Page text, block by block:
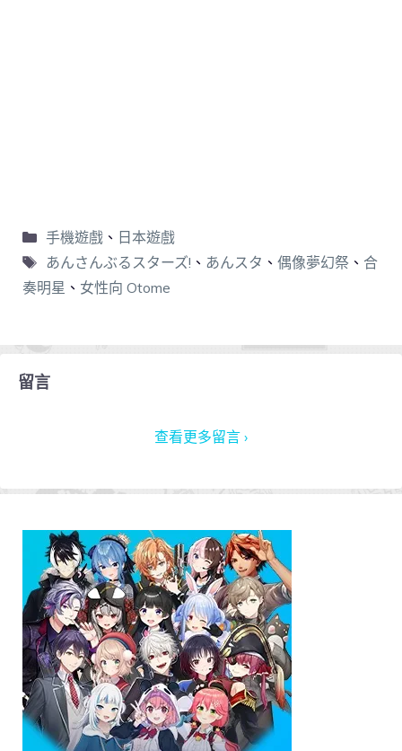
手機遊戲、 日本遊戲
あんさんぶるスターズ! 、 あんスタ 、 偶像夢幻祭 、 合
奏明星 、 女性向 Otome
留言
查看更多留言 ›